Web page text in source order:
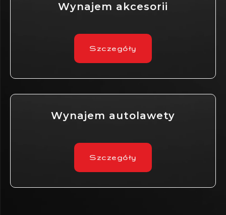
Wynajem akcesorii
Szczegóły
Wynajem autolawety
Szczegóły